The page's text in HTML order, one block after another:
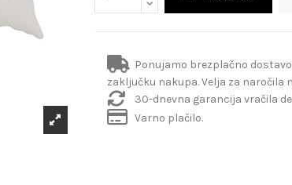
Ponujamo brezplačno dostavo
zaključku nakupa. Velja za naročila
30-dnevna garancija vračila
Varno plačilo.